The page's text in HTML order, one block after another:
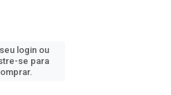
login ou
se para